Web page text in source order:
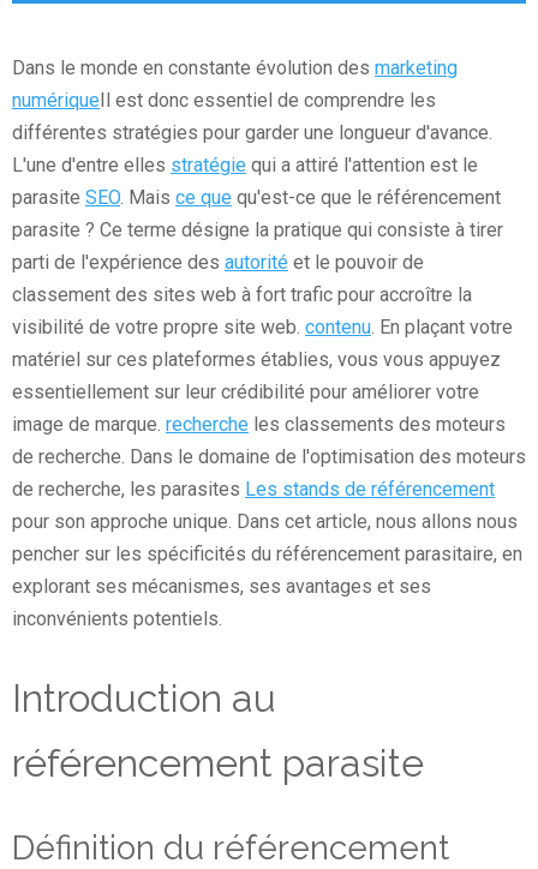
Dans le monde en constante évolution des marketing
numériqueIl est donc essentiel de comprendre les
différentes stratégies pour garder une longueur d'avance.
L'une d'entre elles stratégie qui a attiré l'attention est le
parasite SEO. Mais ce que qu'est-ce que le référencement
parasite ? Ce terme désigne la pratique qui consiste à tirer
parti de l'expérience des autorité et le pouvoir de
classement des sites web à fort trafic pour accroître la
visibilité de votre propre site web. contenu. En plaçant votre
matériel sur ces plateformes établies, vous vous appuyez
essentiellement sur leur crédibilité pour améliorer votre
image de marque. recherche les classements des moteurs
de recherche. Dans le domaine de l'optimisation des moteurs
de recherche, les parasites Les stands de référencement
pour son approche unique. Dans cet article, nous allons nous
pencher sur les spécificités du référencement parasitaire, en
explorant ses mécanismes, ses avantages et ses
inconvénients potentiels.
Introduction au
référencement parasite
Définition du référencement